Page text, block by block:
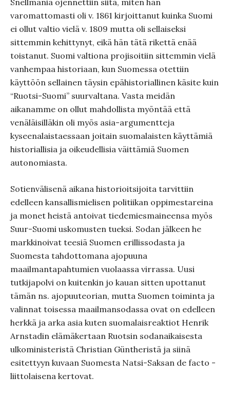
Snellmania ojennettiin siitä, miten hän
varomattomasti oli v. 1861 kirjoittanut kuinka Suomi
ei ollut valtio vielä v. 1809 mutta oli sellaiseksi
sittemmin kehittynyt, eikä hän tätä rikettä enää
toistanut. Suomi valtiona projisoitiin sittemmin vielä
vanhempaa historiaan, kun Suomessa otettiin
käyttöön sellainen täysin epähistoriallinen käsite kuin
“Ruotsi-Suomi” suurvaltana. Vasta meidän
aikanamme on ollut mahdollista myöntää että
venäläisilläkin oli myös asia-argumentteja
kyseenalaistaessaan joitain suomalaisten käyttämiä
historiallisia ja oikeudellisia väittämiä Suomen
autonomiasta.
Sotienvälisenä aikana historioitsijoita tarvittiin
edelleen kansallismielisen politiikan oppimestareina
ja monet heistä antoivat tiedemiesmaineensa myös
Suur-Suomi uskomusten tueksi. Sodan jälkeen he
markkinoivat teesiä Suomen erillissodasta ja
Suomesta tahdottomana ajopuuna
maailmantapahtumien vuolaassa virrassa. Uusi
tutkijapolvi on kuitenkin jo kauan sitten upottanut
tämän ns. ajopuuteorian, mutta Suomen toiminta ja
valinnat toisessa maailmansodassa ovat on edelleen
herkkä ja arka asia kuten suomalaisreaktiot Henrik
Arnstadin elämäkertaan Ruotsin sodanaikaisesta
ulkoministeristä Christian Güntheristä ja siinä
esitettyyn kuvaan Suomesta Natsi-Saksan de facto -
liittolaisena kertovat.